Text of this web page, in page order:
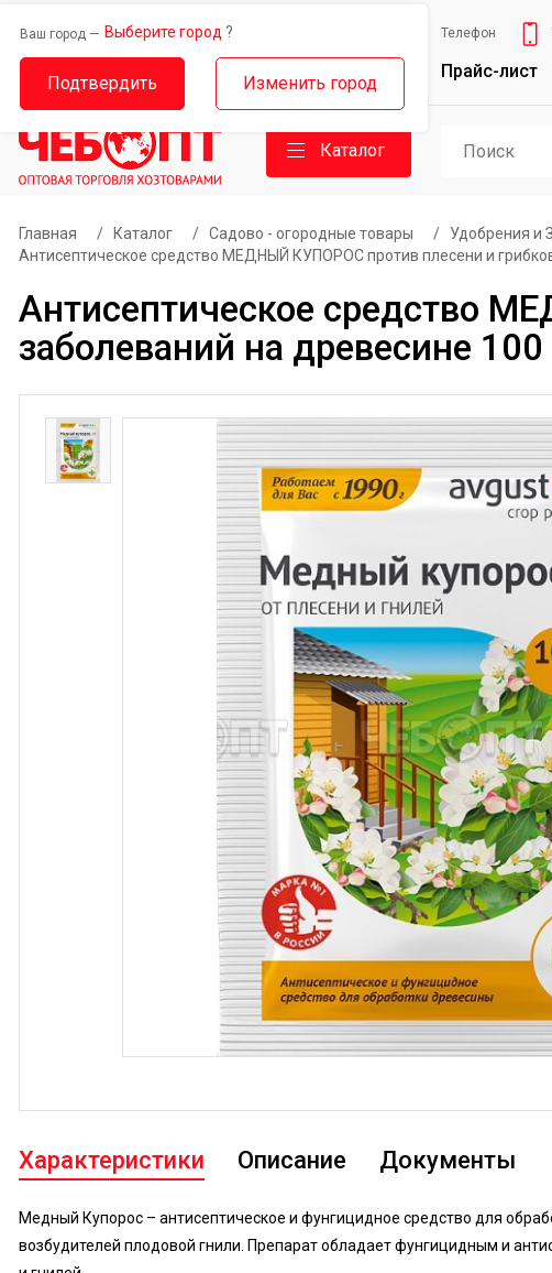
Ваш город — Выберите город ?
Подтвердить Изменить город
Ваш город — Выберите город Телефон
Прайс-лист
Каталог
Главная / Каталог / Садово - огородные товары / Удобрения и
Антисептическое средство МЕДНЫЙ КУПОРОС против плесени и
Антисептическое средство
заболеваний на древесине
Характеристики Описание Документы
Медный Купорос – антисептическое и фунгицидное средство для
возбудителей плодовой гнили. Препарат обладает фунгицидным и